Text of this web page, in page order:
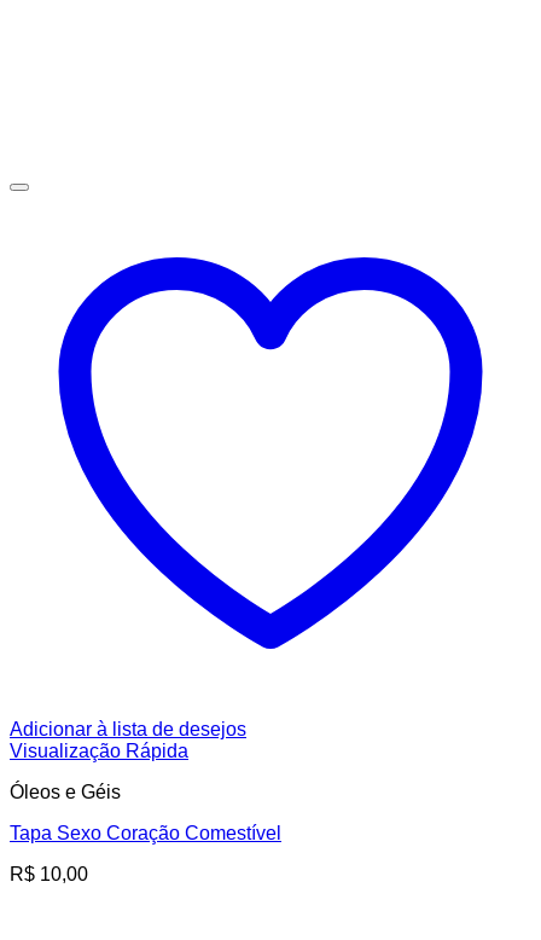
Adicionar à lista de desejos
Visualização Rápida
Óleos e Géis
Tapa Sexo Coração Comestível
R$ 10,00